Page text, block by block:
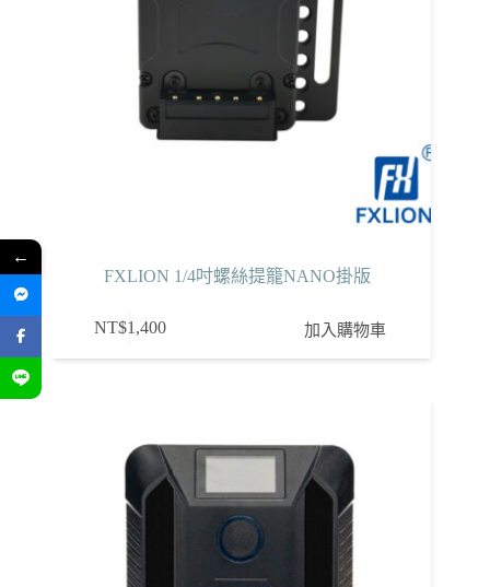
FXLION 1/4吋螺絲提籠NANO掛版
NT$1,400 加入購物車
←